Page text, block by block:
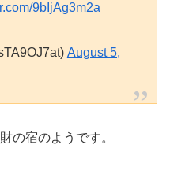
9bIjAg3m2a
August 5,
の宿のようです。